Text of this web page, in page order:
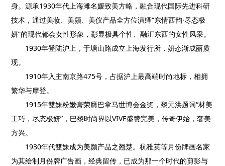
身。源承1930年代上海滩名媛致美方略，融合现代国际先进科研
技术，通过美妆、美颜、美仪产品全方位演绎“东情西韵·尽态极
妍”的现代都会女性形象，彰显极具个性、融汇东西的女性风采。
1930年登陆沪上，于塘山路成立上海发行所，妍态渐成丽质
现。
1910年入主南京路475号，占据沪上最高端时尚地标，相拥
繁华与摩登。
1915年雙妹粉嫩膏荣膺巴拿马世博会金奖，黎元洪题词“材美
工巧，尽态极妍”，巴黎时尚界以VIVE盛赞完美，传奇伊始，奢美
方兴。
1930年代雙妹成为美颜产品之翘楚。杭稚英等月份牌画名家
为其绘制月份牌广告画，经典留传，已成为那一个时代的剪影与